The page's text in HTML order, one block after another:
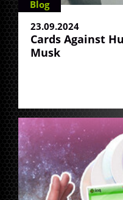
Blog
23.09.2024
Cards Against
Musk